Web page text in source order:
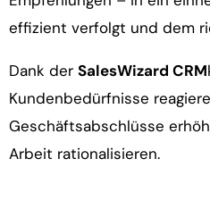
effizient verfolgt und dem
Dank der SalesWizard CRM
Kundenbedürfnisse
Geschäftsabschlüsse
Arbeit rationalisieren.